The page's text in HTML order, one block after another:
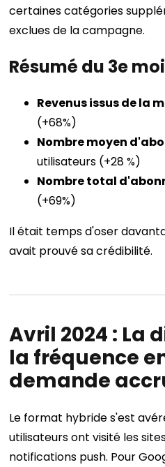
certaines catégories
exclues de la campagne.
Résumé du 3e
Revenus issus de la
(+68%)
Nombre moyen
utilisateurs (+28 %)
Nombre total
(+69%)
Il était temps d'oser
avait prouvé sa crédibilité.
Avril 2024 : La
la fréquence
demande
Le format hybride s'est
utilisateurs ont visité les
notifications push. Pour